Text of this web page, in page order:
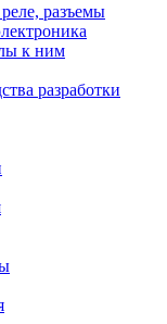
разъемы
к ним
разработки